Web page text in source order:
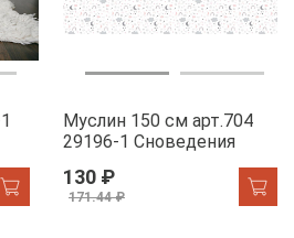
Муслин 150 см арт.704
29196-1 Сноведения
130 ₽
171.44 ₽